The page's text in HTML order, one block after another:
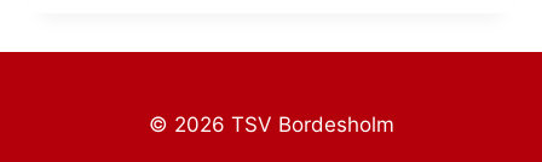
© 2026 TSV Bordesholm